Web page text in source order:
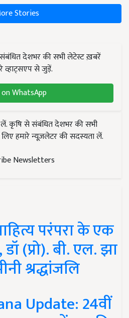
Stories
देशभर की सभी लेटेस्ट ख़बरें
व्हाट्सएप से जुड़ें.
WhatsApp
कृषि से संबंधित देशभर की सभी
हमारे न्यूज़लेटर की सदस्यता लें.
Newsletters
परंपरा के एक
(प्रो). बी. एल. झा
श्रद्धांजलि
Update: 24वीं